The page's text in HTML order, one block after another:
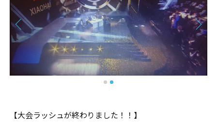
【大会ラッシュが終わりました！！】